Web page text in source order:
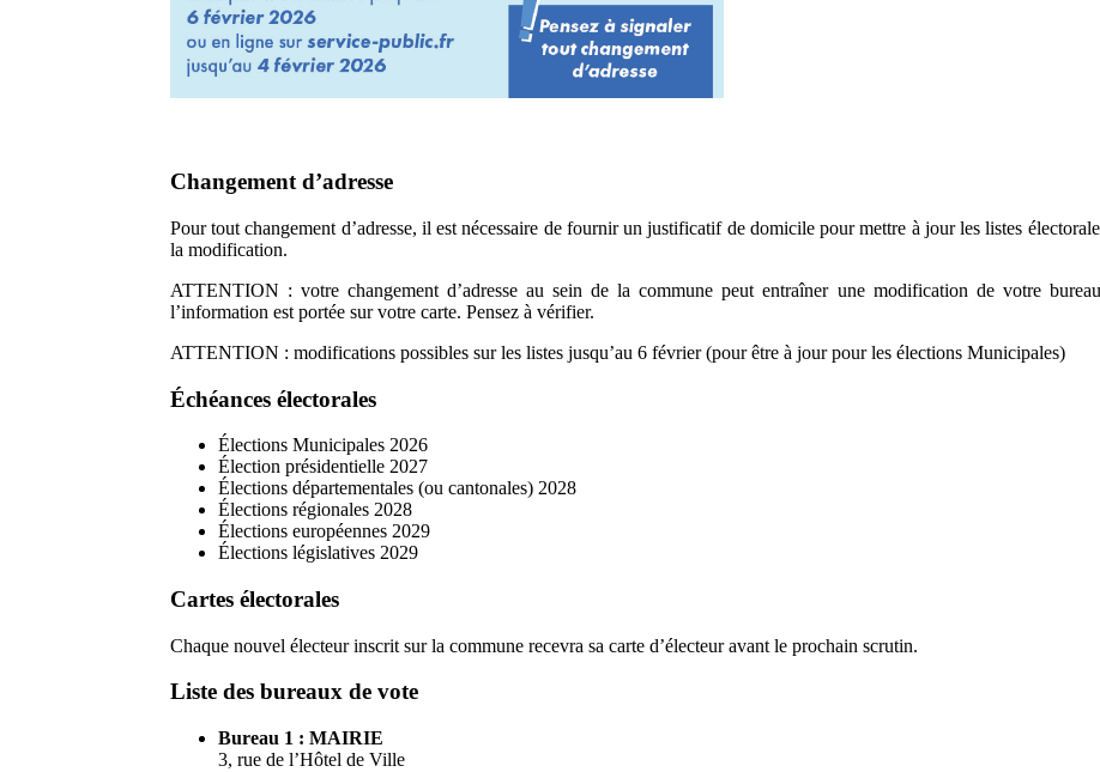
Changement d’adresse
Pour tout changement d’adresse, il est nécessaire de fournir un justificatif de domicile pour mettre à jour les listes
la modification.
ATTENTION : votre changement d’adresse au sein de la commune peut entraîner une modification de votre
l’information est portée sur votre carte. Pensez à vérifier.
ATTENTION : modifications possibles sur les listes jusqu’au 6 février (pour être à jour pour les élections Municipales)
Échéances électorales
Élections Municipales 2026
Élection présidentielle 2027
Élections départementales (ou cantonales) 2028
Élections régionales 2028
Élections européennes 2029
Élections législatives 2029
Cartes électorales
Chaque nouvel électeur inscrit sur la commune recevra sa carte d’électeur avant le prochain scrutin.
Liste des bureaux de vote
Bureau 1 : MAIRIE
3, rue de l’Hôtel de Ville